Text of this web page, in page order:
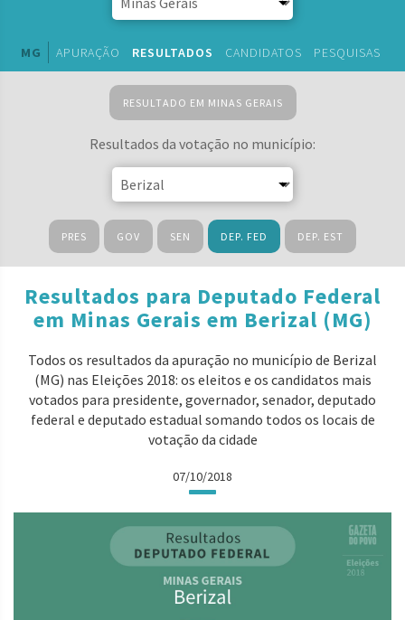
MG APURAÇÃO RESULTADOS CANDIDATOS PESQUISAS
RESULTADO EM MINAS GERAIS
Resultados da votação no município:
PRES GOV SEN DEP. FED DEP. EST
Resultados para Deputado Federal
em Minas Gerais em Berizal (MG)
Todos os resultados da apuração no município de Berizal
(MG) nas Eleições 2018: os eleitos e os candidatos mais
votados para presidente, governador, senador, deputado
federal e deputado estadual somando todos os locais de
votação da cidade
07/10/2018